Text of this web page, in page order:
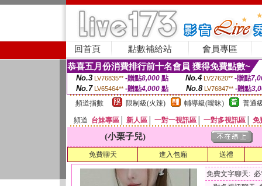
回首頁 點數補給站 會員專區
恭喜五月份消費排行前十名會員 獲得免費點數~
No.3 LV76835** -贈點8,000點 No.4 LV27620** -贈點
No.7 LV65464** -贈點4,000 點 No.8 LV76847** -贈點
頻道指數
限制級(火辣) 輔導級(曖昧) 普通
頻道 台妹專區 新人區 一對一視訊區 一對多視訊區 免
(小栗子兒)
免費聊天 進入包廂 送禮
免費文字聊天: